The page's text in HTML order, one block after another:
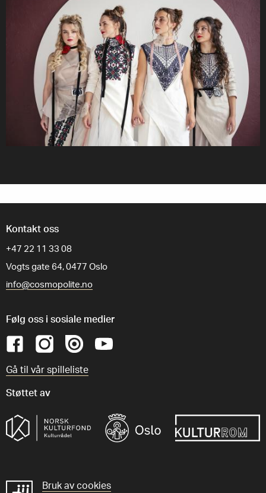
Kontakt oss
+47 22 11 33 08
Vogts gate 64, 0477 Oslo
info@cosmopolite.no
Følg oss i sosiale medier
Gå til vår spilleliste
Støttet av
GDPR
Bruk av cookies